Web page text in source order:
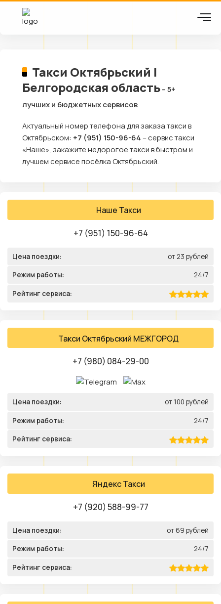
Такси Октябрьский |
Белгородская область– 5+
лучших и бюджетных сервисов
Актуальный номер телефона для заказа такси в
Октябрьском: +7 (951) 150-96-64 – сервис такси
«Наше», закажите недорогое такси в быстром и
лучшем сервисе посёлка Октябрьский.
Наше Такси
+7 (951) 150-96-64
Цена поездки: от 23 рублей
Режим работы: 24/7
Рейтинг сервиса:
Такси Октябрьский МЕЖГОРОД
+7 (980) 084-29-00
Цена поездки: от 100 рублей
Режим работы: 24/7
Рейтинг сервиса:
Яндекс Такси
+7 (920) 588-99-77
Цена поездки: от 69 рублей
Режим работы: 24/7
Рейтинг сервиса: